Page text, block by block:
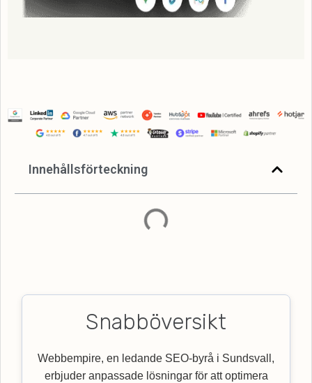
Innehållsförteckning
Snabböversikt
Webbempire, en ledande SEO-byrå i Sundsvall,
erbjuder anpassade lösningar för att optimera